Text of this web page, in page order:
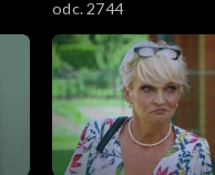
odc. 2744